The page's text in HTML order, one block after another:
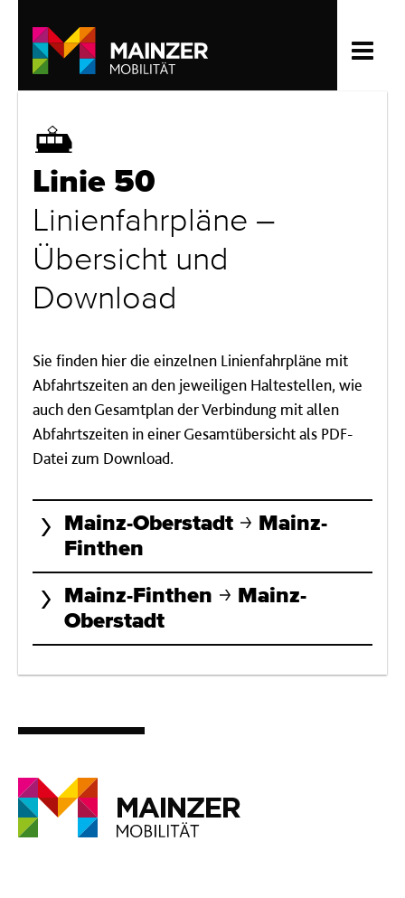
Straßenbahn
Linie 50
Linienfahrpläne –
Übersicht und
Download
Sie finden hier die einzelnen Linienfahrpläne mit
Abfahrtszeiten an den jeweiligen Haltestellen, wie
auch den Gesamtplan der Verbindung mit allen
Abfahrtszeiten in einer Gesamtübersicht als PDF-
Datei zum Download.
Mainz-Oberstadt
Mainz-
Finthen
Mainz-Finthen
Mainz-
Oberstadt